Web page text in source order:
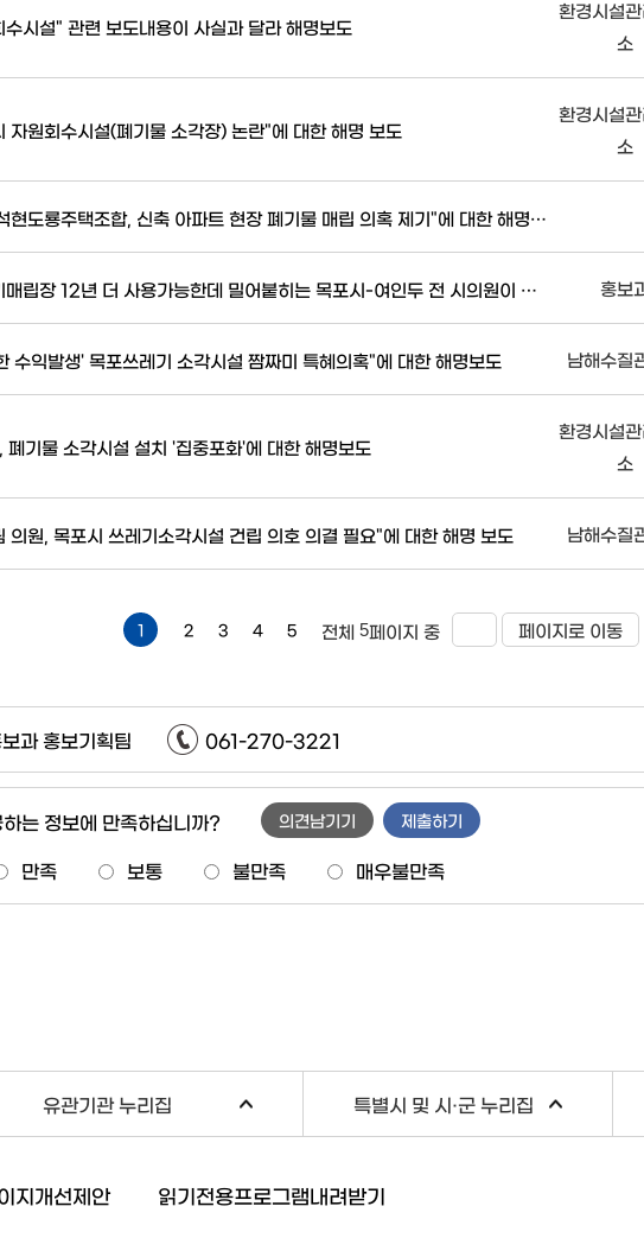
수시설" 관련 보도내용이 사실과 달라 해명보도
환경시설
소
자원회수시설(폐기물 소각장) 논란"에 대한 해명 보도
환경시설
소
"목포 석현도룡주택조합, 신축 아파트 현장 폐기물 매립 의혹 제기"에 대한 해명자료
"쓰레기매립장 12년 더 사용가능한데 밀어붙히는 목포시-여인두 전 시의원이 본 목포쓰레기소각장"에 대한 해명내용 홍보
수익발생' 목포쓰레기 소각시설 짬짜미 특혜의혹"에 대한 해명보도 남해수질
폐기물 소각시설 설치 '집중포화'에 대한 해명보도
환경시설
소
의원, 목포시 쓰레기소각시설 건립 의호 의결 필요"에 대한 해명 보도 남해수질
1 2 3 4 5 전체 5페이지 중 페이지로 이동
과 홍보기획팀 061-270-3221
는 정보에 만족하십니까?
만족 보통 불만족 매우불만족
의견남기기 제출하기
유관기관 누리집 특별시 및 시·군 누리집
지개선제안 읽기전용프로그램내려받기